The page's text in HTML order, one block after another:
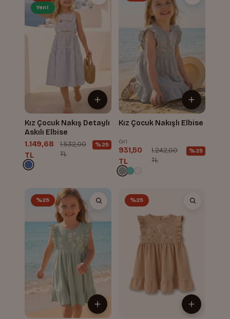
Yeni
Kız Çocuk Nakış Detaylı
Askılı Elbise
1.149,68
TL
1.532,00
TL
%25
Kız Çocuk Nakışlı Elbise
Gri
931,50
TL
1.242,00
TL
%25
%25 %25